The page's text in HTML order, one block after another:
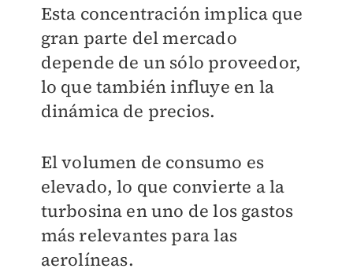
Esta concentración implica que
gran parte del mercado
depende de un sólo proveedor,
lo que también influye en la
dinámica de precios.
El volumen de consumo es
elevado, lo que convierte a la
turbosina en uno de los gastos
más relevantes para las
aerolíneas.